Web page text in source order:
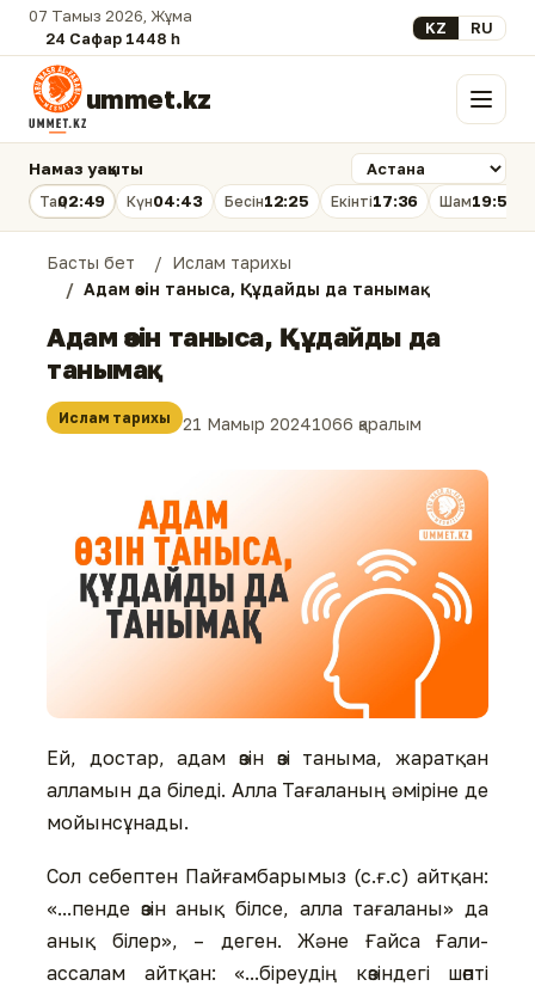
07 Тамыз 2026, Жұма
24 Сафар 1448 һ.
Select your
KZ RU
ummet.kz Мәзір
Намаз уақыты
Таң02:49 Күн04:43 Бесін12:25 Екінті17:36 Шам19:56
Басты бет
Ислам тарихы
Адам өзін таныса, Құдайды да танымақ
Адам өзін таныса, Құдайды да
танымақ
Ислам тарихы 21 Мамыр 20241066 қаралым
Ей, достар, адам өзін өзі таныма, жаратқан
алламын да біледі. Алла Тағаланың әміріне де
мойынсұнады.
Сол себептен Пайғамбарымыз (с.ғ.с) айтқан:
«...пенде өзін анық білсе, алла тағаланы» да
анық білер», – деген. Және Ғайса Ғали-
ассалам айтқан: «...біреудің көзіндегі шөпті